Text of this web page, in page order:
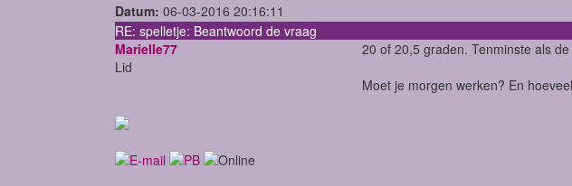
Datum: 06-03-2016 20:16:11
RE: spelletje: Beantwoord de vraag
Marielle77
Lid
20 of 20,5 graden. Tenminste als
Moet je morgen werken? En